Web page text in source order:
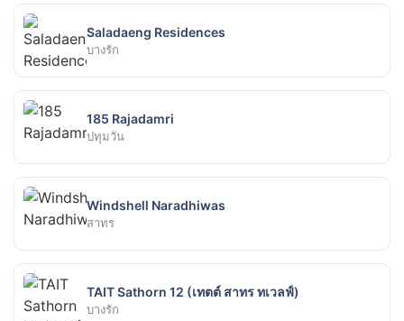
Saladaeng Residences
บางรัก
185 Rajadamri
ปทุมวัน
Windshell Naradhiwas
สาทร
TAIT Sathorn 12 (เทตต์ สาทร ทเวลฟ์)
บางรัก